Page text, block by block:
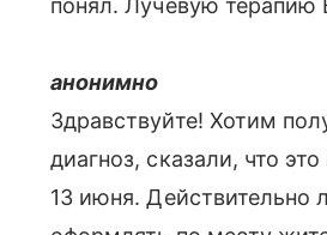
понял. Лучевую терапию
анонимно
Здравствуйте! Хотим
диагноз, сказали, что
13 июня. Действительно